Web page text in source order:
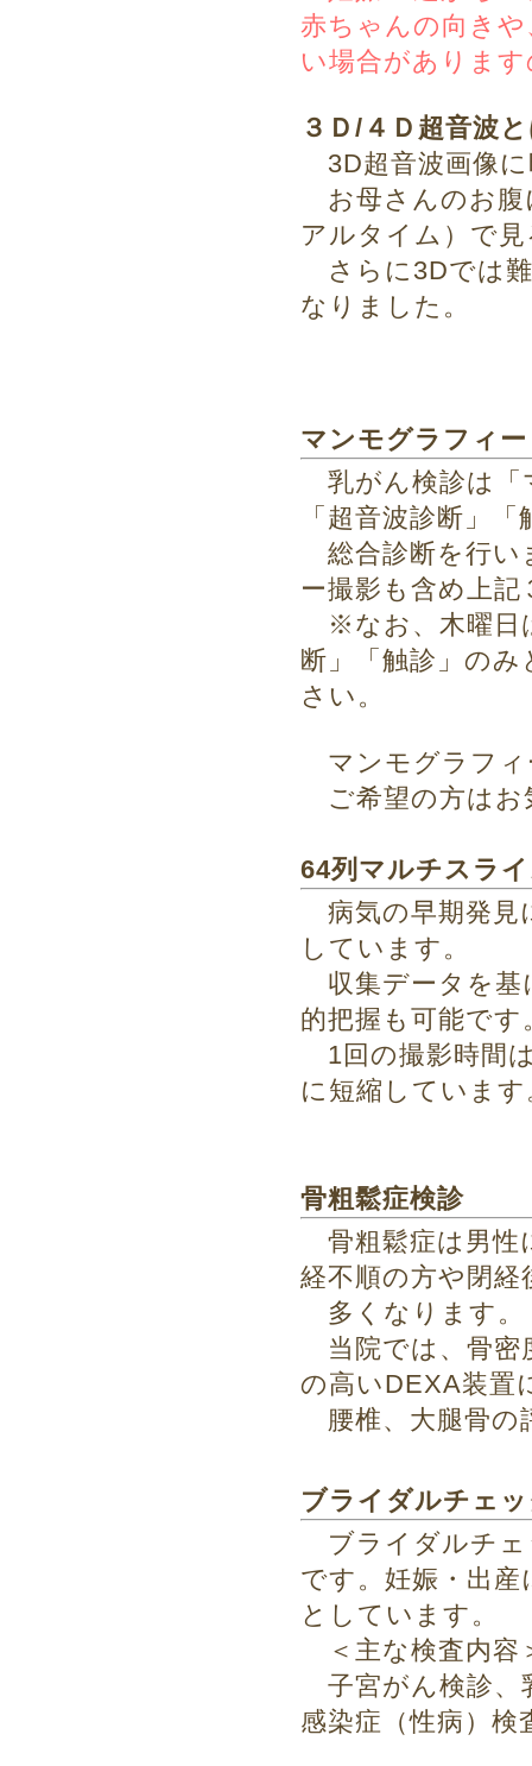
赤ちゃんの向き
い場合がありま
３Ｄ/４Ｄ超音波
3D超音波画像
お母さんのお腹
アルタイム）で
さらに3Dでは
なりました。
マンモグラフィー
乳がん検診は「
「超音波診断」
総合診断を行い
ー撮影も含め上
※なお、木曜日
断」「触診」の
さい。
マンモグラフィ
ご希望の方はお
64列マルチスラ
病気の早期発見
しています。
収集データを基
的把握も可能です
1回の撮影時間
に短縮しています
骨粗鬆症検診
骨粗鬆症は男性
経不順の方や閉経
多くなります。
当院では、骨密
の高いDEXA装置
腰椎、大腿骨の
ブライダルチェ
ブライダルチェ
です。妊娠・出
としています。
＜主な検査内容
子宮がん検診、
感染症（性病）検